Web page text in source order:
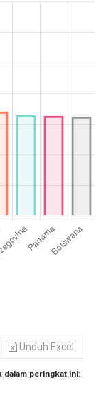
Unduh Excel
dalam peringkat ini: